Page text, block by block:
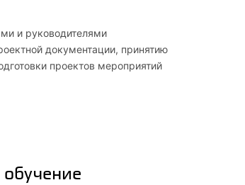
и руководителями
документации, принятию
проектов мероприятий